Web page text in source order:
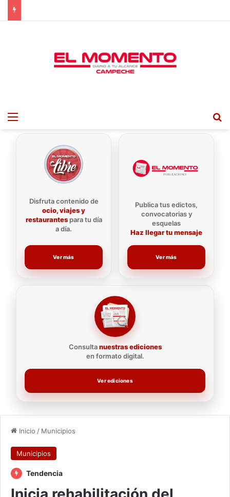
Menu
Disfruta contenido de
ocio, viajes y
restaurantespara tu día
a día.
Ver más
Consultanuestras ediciones
en formato digital.
Ver ediciones
Publica tus edictos,
convocatorias y
esquelas
Haz llegar tu mensaje
Ver más
Inicio / Municipios
Municipios
Tendencia